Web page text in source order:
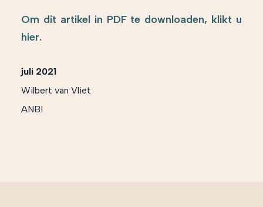
Om dit artikel in PDF te downloaden, klikt u
hier.
juli 2021
Wilbert van Vliet
ANBI